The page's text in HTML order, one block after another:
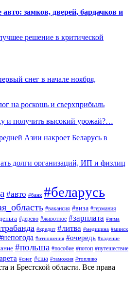
замков, дверей, бардачков и
решение в критической
снег в начале ноября,
на роскошь и сверхприбыль
и получить высокий урожай?…
Азии накроет Беларусь в
долги организаций, ИП и физлиц
#авто #банк #беларусь
#вакансия #виза #германия
#дерево #животное #зарплата #зима
#кредит #литва #медицина #минск
#отношения #очередь #падение
#польша #пособие #потоп #путешествие
#снег #сша #таможня #топливо
и Брестской области. Все права